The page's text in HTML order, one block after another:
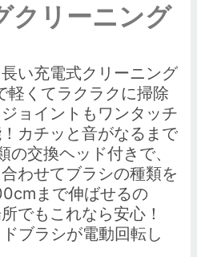
クリーニング
い充電式クリーニング
軽くてラクラクに掃除
ョイントもワンタッチ
カチッと音がなるまで
交換ヘッド付きで、
わせてブラシの種類を
まで伸ばせるの
でもこれなら安心！
ブラシが電動回転し